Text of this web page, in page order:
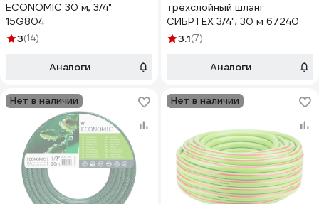
ECONOMIC 30 м, 3/4"
15G804
3(14)
Аналоги
трехслойный шланг
СИБРТЕХ 3/4", 30 м 67240
3.1(7)
Аналоги
Нет в наличии Нет в наличии